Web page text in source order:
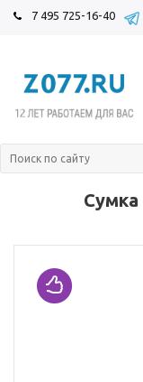
7 495 725-16-40
Сумка